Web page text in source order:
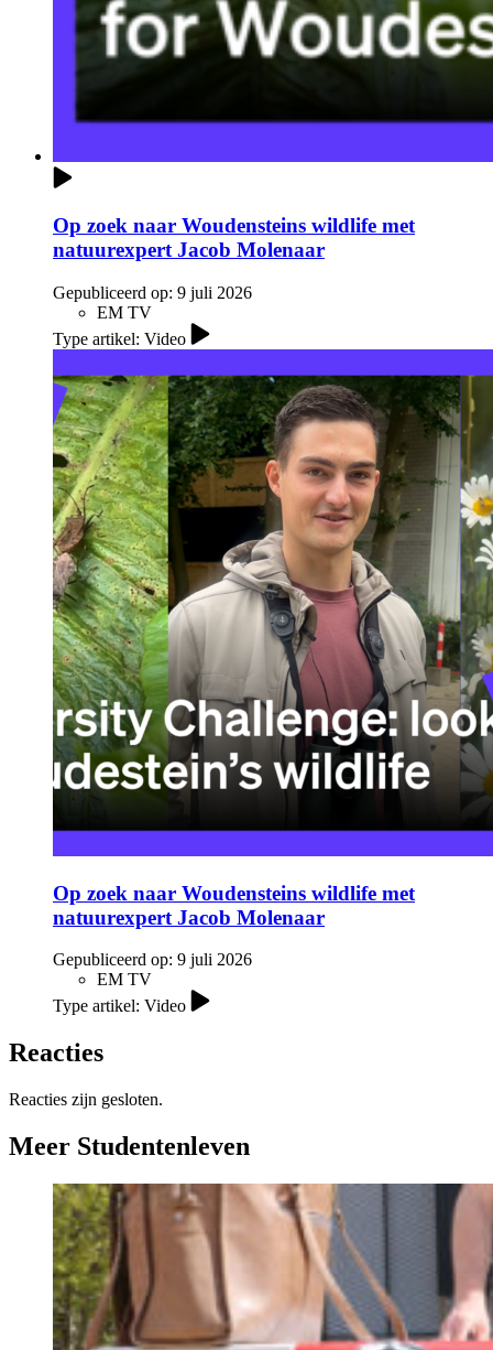
Op zoek naar Woudensteins wildlife met
natuurexpert Jacob Molenaar
Gepubliceerd op: 9 juli 2026
EM TV
Type artikel: Video
Op zoek naar Woudensteins wildlife met
natuurexpert Jacob Molenaar
Gepubliceerd op: 9 juli 2026
EM TV
Type artikel: Video
Reacties
Reacties zijn gesloten.
Meer Studentenleven